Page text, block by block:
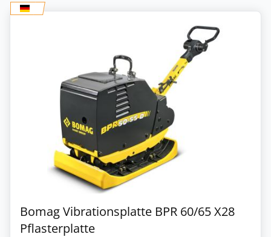
Bomag Vibrationsplatte BPR 60/65 X28
Pflasterplatte